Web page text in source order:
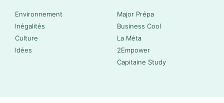
Environnement
Inégalités
Culture
Idées
Major Prépa
Business Cool
La Méta
2Empower
Capitaine Study